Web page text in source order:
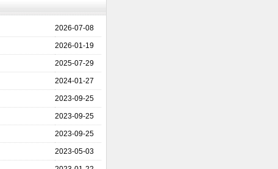
2026-07-08
2026-01-19
2025-07-29
2024-01-27
2023-09-25
2023-09-25
2023-09-25
2023-05-03